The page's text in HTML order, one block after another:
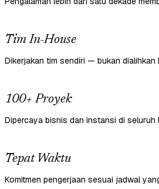
Tim In-House
Dikerjakan tim sendiri — bukan dialihkan
100+ Proyek
Dipercaya bisnis dan instansi di seluruh
Tepat Waktu
Komitmen pengerjaan sesuai jadwal